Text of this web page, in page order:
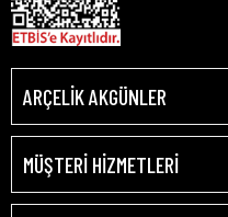
ARÇELİK AKGÜNLER
MÜŞTERİ HİZMETLERİ